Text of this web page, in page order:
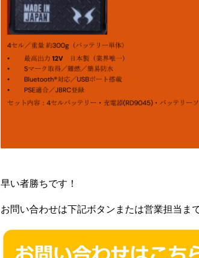
早い者勝ちです！
お問い合わせは下記ボタンまたは営業担当ま